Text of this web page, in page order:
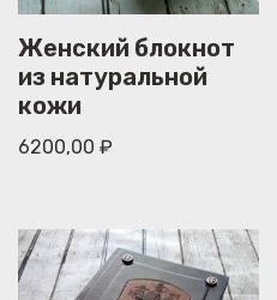
Женский блокнот
из натуральной
кожи
6200,00 ₽